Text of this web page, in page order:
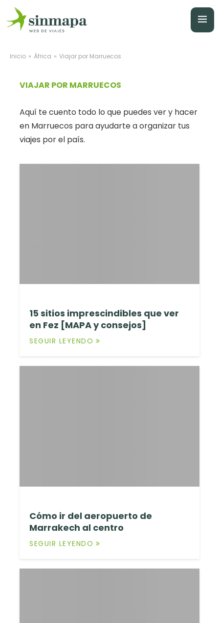
Inicio » África » Viajar por Marruecos
VIAJAR POR MARRUECOS
Aquí te cuento todo lo que puedes ver y hacer
en Marruecos para ayudarte a organizar tus
viajes por el país.
15 sitios imprescindibles que ver
en Fez [MAPA y consejos]
SEGUIR LEYENDO
Cómo ir del aeropuerto de
Marrakech al centro
SEGUIR LEYENDO